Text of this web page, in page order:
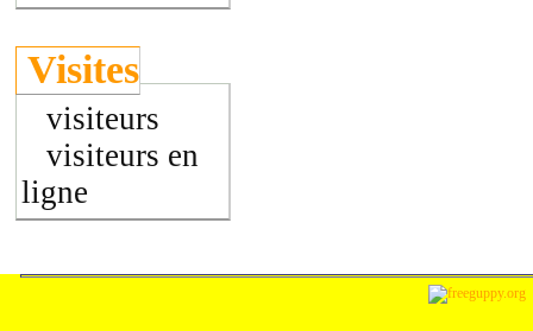
Visites
visiteurs
visiteurs en
ligne